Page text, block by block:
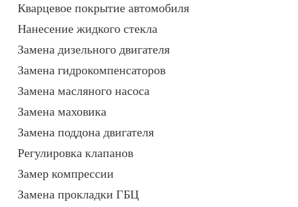
Кварцевое покрытие автомобиля
Нанесение жидкого стекла
Замена дизельного двигателя
Замена гидрокомпенсаторов
Замена масляного насоса
Замена маховика
Замена поддона двигателя
Регулировка клапанов
Замер компрессии
Замена прокладки ГБЦ